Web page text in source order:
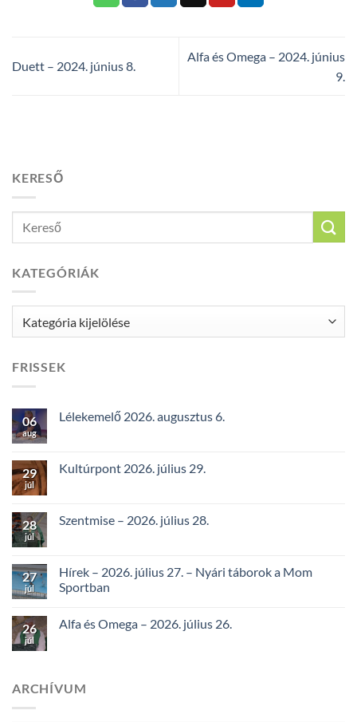
Duett – 2024. június 8.
Alfa és Omega – 2024. június
9.
KERESŐ
KATEGÓRIÁK
FRISSEK
06
aug
Lélekemelő 2026. augusztus 6.
29
júl
Kultúrpont 2026. július 29.
28
júl
Szentmise – 2026. július 28.
27
júl
Hírek – 2026. július 27. – Nyári táborok a Mom
Sportban
26
júl
Alfa és Omega – 2026. július 26.
ARCHÍVUM